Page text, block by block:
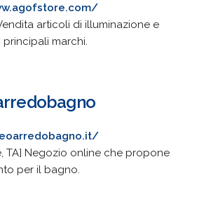
articoli di illuminazione e
marchi.
TA] Negozio online che propone
per il bagno.